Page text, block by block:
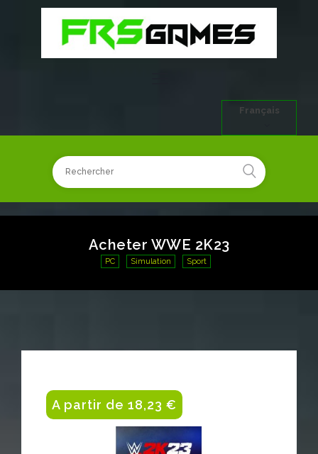
Français
Acheter WWE 2K23
PC Simulation Sport
A partir de 18,23 €